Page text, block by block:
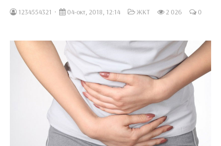
1234554321 04-окт, 2018, 12:14 ЖКТ 2 026 0